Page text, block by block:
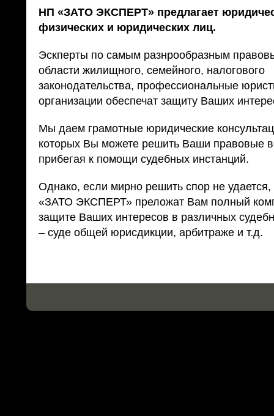
НП «ЗАТО ЭКСПЕРТ» предлагает
физических и юридических лиц.
Эскперты по самым разнрообразным
области жилищного, семейного, налогового
законодательства, профессиональные
организации обеспечат защиту Ваших
Мы даем грамотные юридические
которых Вы можете решить Ваши правовые
прибегая к помощи судебных инстанций.
Однако, если мирно решить спор не
«ЗАТО ЭКСПЕРТ» преложат Вам полный
защите Ваших интересов в различных
– суде общей юрисдикции, арбитраже и т.д.